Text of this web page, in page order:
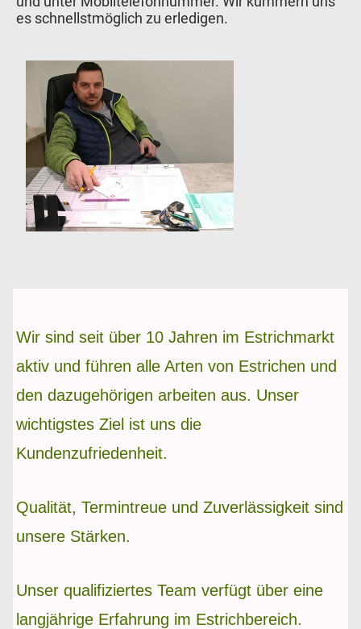
es schnellstmöglich zu erledigen.
Wir sind seit über 10 Jahren im Estrichmarkt
aktiv und führen alle Arten von Estrichen und
den dazugehörigen arbeiten aus. Unser
wichtigstes Ziel ist uns die
Kundenzufriedenheit.
Qualität, Termintreue und Zuverlässigkeit sind
unsere Stärken.
Unser qualifiziertes Team verfügt über eine
langjährige Erfahrung im Estrichbereich.